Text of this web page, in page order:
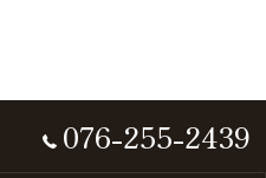
076-255-2439